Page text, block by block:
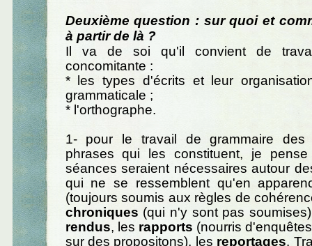
Deuxième question : sur quoi et
à partir de là ?
Il va de soi qu'il convient de
concomitante :
* les types d'écrits et leur
grammaticale ;
* l'orthographe.
1- pour le travail de grammaire
phrases qui les constituent, je
séances seraient nécessaires autour
qui ne se ressemblent qu'en
(toujours soumis aux règles de
chroniques (qui n'y sont pas
rendus, les rapports (nourris
sur des propositons), les reportages.